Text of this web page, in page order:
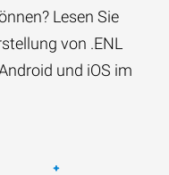
Lesen Sie
von .ENL
und iOS im